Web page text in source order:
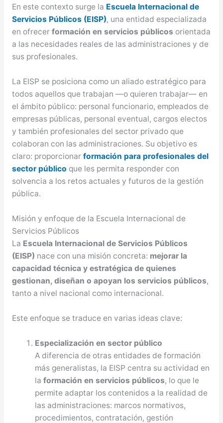
En este contexto surge la Escuela Internacional de
Servicios Públicos (EISP), una entidad especializada
en ofrecer formación en servicios públicos orientada
a las necesidades reales de las administraciones y de
sus profesionales.
La EISP se posiciona como un aliado estratégico para
todos aquellos que trabajan —o quieren trabajar— en
el ámbito público: personal funcionario, empleados de
empresas públicas, personal eventual, cargos electos
y también profesionales del sector privado que
colaboran con las administraciones. Su objetivo es
claro: proporcionar formación para profesionales del
sector público que les permita responder con
solvencia a los retos actuales y futuros de la gestión
pública.
Misión y enfoque de la Escuela Internacional de
Servicios Públicos
La Escuela Internacional de Servicios Públicos
(EISP) nace con una misión concreta: mejorar la
capacidad técnica y estratégica de quienes
gestionan, diseñan o apoyan los servicios públicos,
tanto a nivel nacional como internacional.
Este enfoque se traduce en varias ideas clave:
Especialización en sector público
A diferencia de otras entidades de formación
más generalistas, la EISP centra su actividad en
laformación en servicios públicos, lo que le
permite adaptar los contenidos a la realidad de
las administraciones: marcos normativos,
procedimientos, contratación, gestión